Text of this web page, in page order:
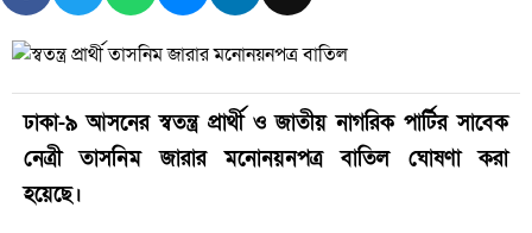
ঢাকা-৯ আসনের স্বতন্ত্র প্রার্থী ও জাতীয় নাগরিক পার্টির সাবেক
নেত্রী তাসনিম জারার মনোনয়নপত্র বাতিল ঘোষণা করা
হয়েছে।